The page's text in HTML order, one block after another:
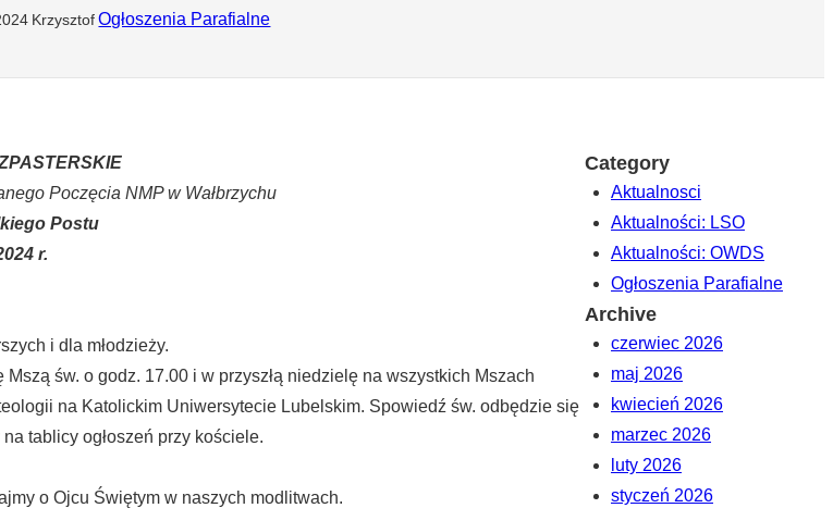
Krzysztof Ogłoszenia Parafialne
Poczęcia NMP w Wałbrzychu
Postu
r.
i dla młodzieży.
św. o godz. 17.00 i w przyszłą niedzielę na wszystkich Mszach
na Katolickim Uniwersytecie Lubelskim. Spowiedź św. odbędzie się
tablicy ogłoszeń przy kościele.
o Ojcu Świętym w naszych modlitwach.
Category
Aktualnosci
Aktualności: LSO
Aktualności: OWDS
Ogłoszenia Parafialne
Archive
czerwiec 2026
maj 2026
kwiecień 2026
marzec 2026
luty 2026
styczeń 2026